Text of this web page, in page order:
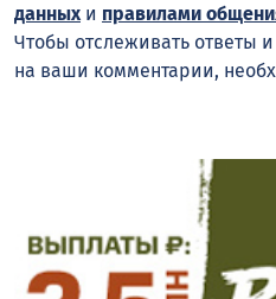
данных и правилами
Чтобы отслеживать ответы
на ваши комментарии,